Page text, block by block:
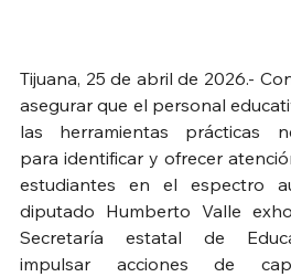
Tijuana, 25 de abril de 2026.-
asegurar que el personal
las herramientas prácticas
para identificar y ofrecer
estudiantes en el espectro
diputado Humberto Valle
Secretaría estatal de
impulsar acciones de